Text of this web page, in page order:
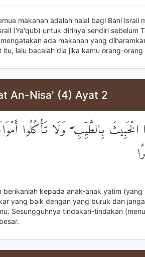
makanan adalah halal bagi Bani Israil
(Ya'qub) untuk dirinya sendiri sebelum
ada makanan yang
itu, lalu bacalah dia jika kamu orang-
An-Nisa' (4) Ayat 2
الْخَبِيثَ بِالطَّيِّبِ ۖ وَلَا تَأْكُلُوا
berikanlah kepada anak-anak yatim
yang baik dengan yang buruk dan
Sesungguhnya tindakan-tindakan